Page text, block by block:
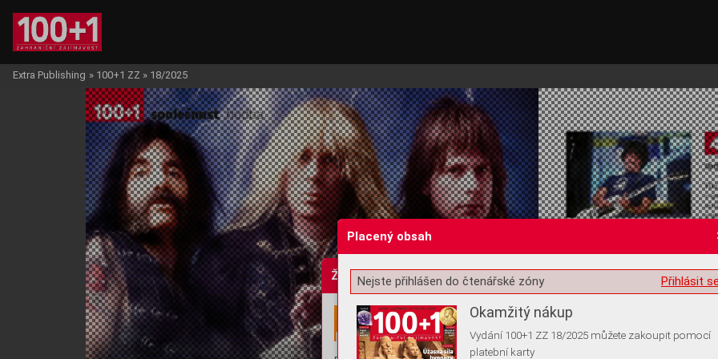
Žádost o souhlas s ukládáním volitelných informací
Extra Publishing » 100+1 ZZ » 18/2025
Placený obsah
Přihlásit
Nejste přihlášen do čtenářské zóny
Okamžitý nákup
Vydání 100+1 ZZ 18/2025 můžete zakoupit pomocí
platební karty